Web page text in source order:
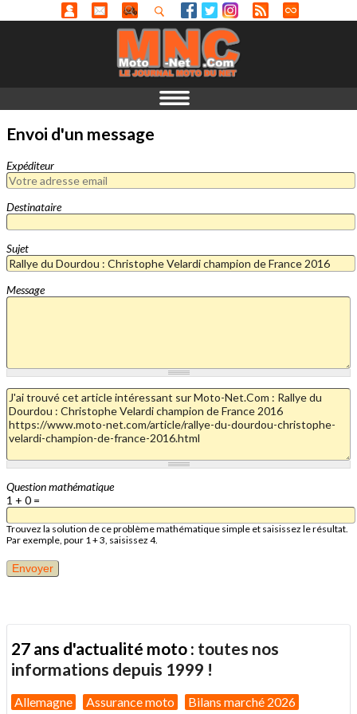
Envoi d'un message
Expéditeur
Destinataire
Sujet
Message
Question mathématique
1 + 0 =
Trouvez la solution de ce problème mathématique simple et saisissez le résultat.
Par exemple, pour 1 + 3, saisissez 4.
27 ans d'actualité moto : toutes nos
informations depuis 1999 !
Allemagne Assurance moto Bilans marché 2026